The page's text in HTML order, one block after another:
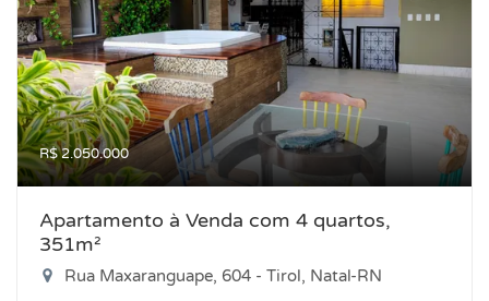
R$ 2.050.000
Apartamento à Venda com 4 quartos,
351m²
Rua Maxaranguape, 604 - Tirol, Natal-RN